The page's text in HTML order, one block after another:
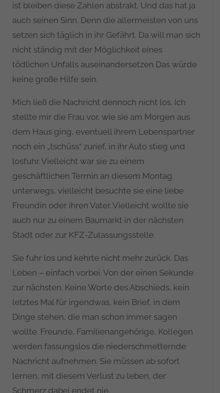
ist bleiben diese Zahlen abstrakt. Und das hat ja
auch seinen Sinn. Denn die allermeisten von uns
setzen sich täglich in ihr Gefährt. Da will man sich
nicht ständig mit der Möglichkeit eines
tödlichen Unfalls auseinandersetzen Das würde
keine große Hilfe sein.
Mich ließ die Nachricht dennoch nicht los. Ich
stellte mir die Frau vor, wie sie am Morgen aus
dem Haus ging, eventuell ihrem Lebenspartner
noch ein „tschüss“ zurief, in ihr Auto stieg und
losfuhr. Vielleicht war sie zu einem
geschäftlichen Termin an diesem Montag
unterwegs, vielleicht besuchte sie eine liebe
Freundin oder ihren Vater. Vielleicht wollte sie
auch nur zu einem Baumarkt in der nächsten
Stadt oder zur KFZ-Zulassungsstelle.
Sie fuhr los und kehrte nicht mehr zurück. Das
Leben – einfach vorbei. Von der einen Sekunde
zur nächsten. Keine Worte des Abschieds, kein
letztes Mal für irgendwas, kein Brief, in dem
Dinge stehen, die man schon immer sagen
wollte. Freunde, Familienangehörige, Kollegen
werden fassungslos die niederschmetternde
Nachricht aufnehmen. Sie müssen ab sofort
lernen, mit diesem Verlust zu leben, der
Schmerz dabei endet nie.